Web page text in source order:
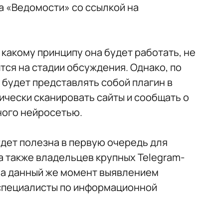
«Ведомости» со ссылкой на
принципу она будет работать, не
на стадии обсуждения. Однако, по
представлять собой плагин в
сканировать сайты и сообщать о
нейросетью.
полезна в первую очередь для
владельцев крупных Telegram-
данный же момент выявлением
по информационной